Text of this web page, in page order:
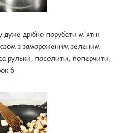
дуже дрібно порубати м'ятні
з замороженим зеленим
рульки, посолити, поперчити,
6